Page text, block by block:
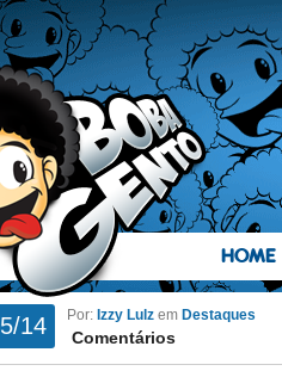
HOME
14 Por: Izzy Lulz em Destaques
Comentários